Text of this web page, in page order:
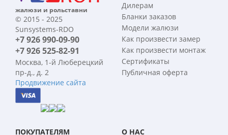
жалюзи и рольставни
© 2015 - 2025
Sunsystems-RDO
+7 926 990-09-90
+7 926 525-82-91
Москва, 1-й Люберецкий
пр-д., д. 2
Продвижение сайта
Дилерам
Бланки заказов
Модели жалюзи
Как произвести замер
Как произвести монтаж
Сертификаты
Публичная оферта
ПОКУПАТЕЛЯМ О НАС